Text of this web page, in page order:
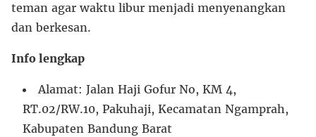
teman agar waktu libur menjadi menyenangkan
dan berkesan.
Info lengkap
Alamat: Jalan Haji Gofur No, KM 4,
RT.02/RW.10, Pakuhaji, Kecamatan Ngamprah,
Kabupaten Bandung Barat